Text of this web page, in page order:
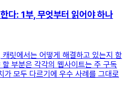
다: 1부, 무엇부터 읽어야 하나
릿에서는 어떻게 해결하고 있는지 함
부분은 각각의 웹사이트는 주 구독
가 모두 다르기에 우수 사례를 그대로